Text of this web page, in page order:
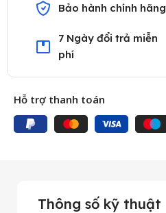
Bảo hành chính hãng
7 Ngày đổi trả miễn
phí
Hỗ trợ thanh toán
Thông số kỹ thuật